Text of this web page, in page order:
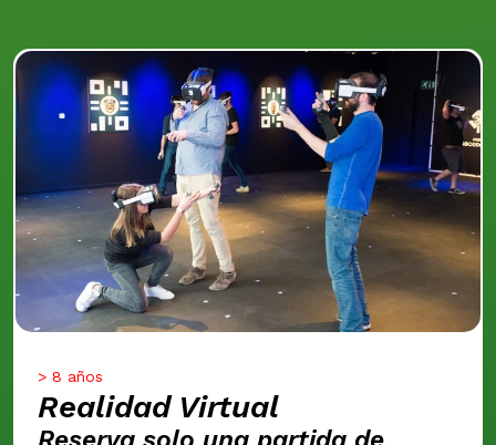
> 8 años
Realidad Virtual